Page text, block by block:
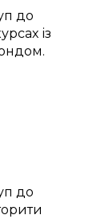
до
із
до